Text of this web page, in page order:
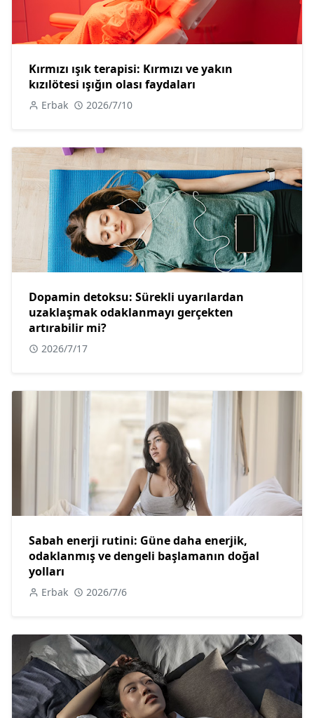
Kırmızı ışık terapisi: Kırmızı ve yakın
kızılötesi ışığın olası faydaları
Erbak 2026/7/10
Dopamin detoksu: Sürekli uyarılardan
uzaklaşmak odaklanmayı gerçekten
artırabilir mi?
2026/7/17
Sabah enerji rutini: Güne daha enerjik,
odaklanmış ve dengeli başlamanın doğal
yolları
Erbak 2026/7/6